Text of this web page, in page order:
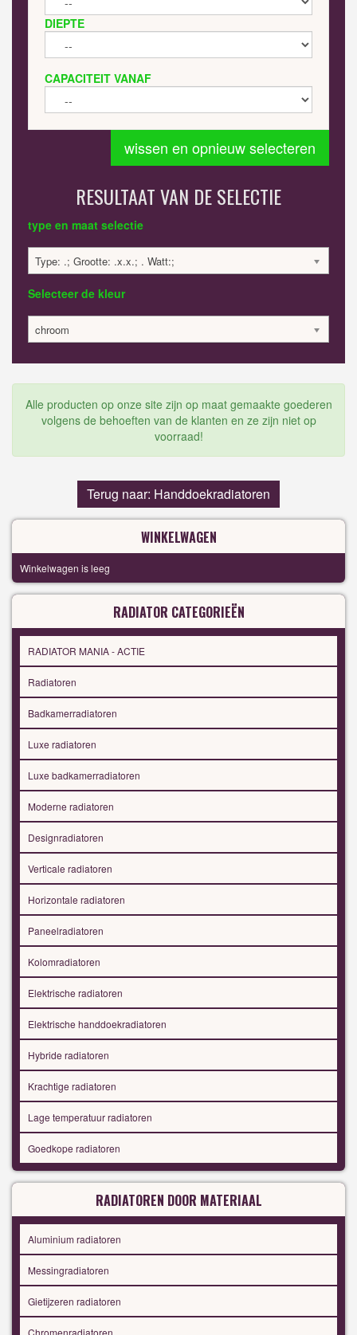
DIEPTE
CAPACITEIT VANAF
wissen en opnieuw selecteren
RESULTAAT VAN DE SELECTIE
type en maat selectie
Type: .; Grootte: .x.x.; . Watt:;
Selecteer de kleur
chroom
Alle producten op onze site zijn op maat gemaakte goederen
volgens de behoeften van de klanten en ze zijn niet op
voorraad!
Terug naar: Handdoekradiatoren
WINKELWAGEN
Winkelwagen is leeg
RADIATOR CATEGORIEËN
RADIATOR MANIA - ACTIE
Radiatoren
Badkamerradiatoren
Luxe radiatoren
Luxe badkamerradiatoren
Moderne radiatoren
Designradiatoren
Verticale radiatoren
Horizontale radiatoren
Paneelradiatoren
Kolomradiatoren
Elektrische radiatoren
Elektrische handdoekradiatoren
Hybride radiatoren
Krachtige radiatoren
Lage temperatuur radiatoren
Goedkope radiatoren
RADIATOREN DOOR MATERIAAL
Aluminium radiatoren
Messingradiatoren
Gietijzeren radiatoren
Chromenradiatoren